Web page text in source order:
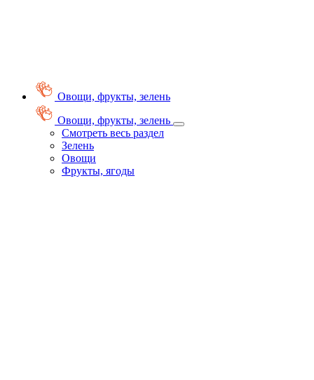
Овощи, фрукты, зелень
Овощи, фрукты, зелень
Смотреть весь раздел
Зелень
Овощи
Фрукты, ягоды